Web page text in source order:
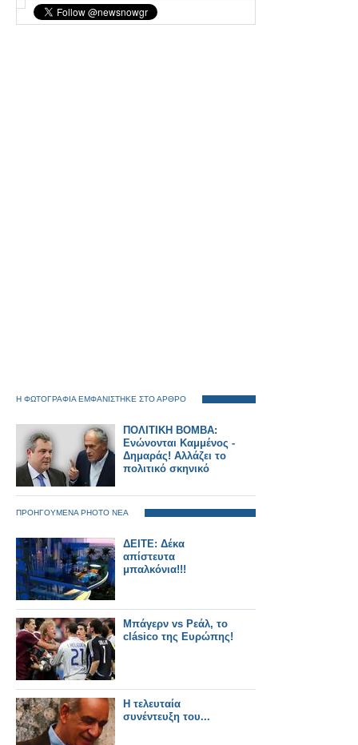
Η ΦΩΤΟΓΡΑΦΙΑ ΕΜΦΑΝΙΣΤΗΚΕ ΣΤΟ ΑΡΘΡΟ
ΠΟΛΙΤΙΚΗ ΒΟΜΒΑ:
Ενώνονται Καμμένος -
Δημαράς! Αλλάζει το
πολιτικό σκηνικό
ΠΡΟΗΓΟΥΜΕΝΑ PHOTO ΝΕΑ
ΔΕΙΤΕ: Δέκα
απίστευτα
μπαλκόνια!!!
Μπάγερν vs Ρεάλ, το
clásico της Ευρώπης!
Η τελευταία
συνέντευξη του...